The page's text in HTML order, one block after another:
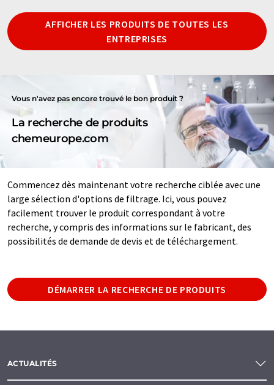
AFFICHER LES PRODUITS DE TOUTES LES
ENTREPRISES
Vous n'avez pas encore trouvé le bon produit ?
La recherche de produits
chemeurope.com
Commencez dès maintenant votre recherche ciblée avec une
large sélection d'options de filtrage. Ici, vous pouvez
facilement trouver le produit correspondant à votre
recherche, y compris des informations sur le fabricant, des
possibilités de demande de devis et de téléchargement.
DÉMARRER LA RECHERCHE DE PRODUITS
ACTUALITÉS